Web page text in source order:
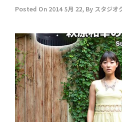
Posted On 2014 5月 22, By スタジオ